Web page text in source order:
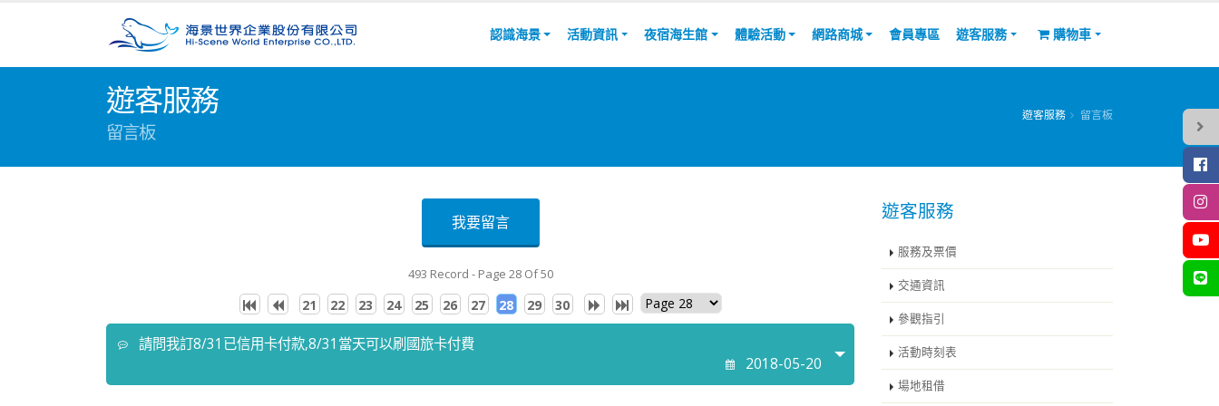
認識海景 活動資訊 夜宿海生館 體驗活動 網路商城 會員專區 遊客服務 購物車
遊客服務
留言板
遊客服務 留言板
我要留言
493 Record - Page 28 Of 50
21 22 23 24 25 26 27 28 29 30
請問我訂8/31已信用卡付款,8/31當天可以刷國旅卡付費
2018-05-20
遊客服務
服務及票價
交通資訊
參觀指引
活動時刻表
場地租借